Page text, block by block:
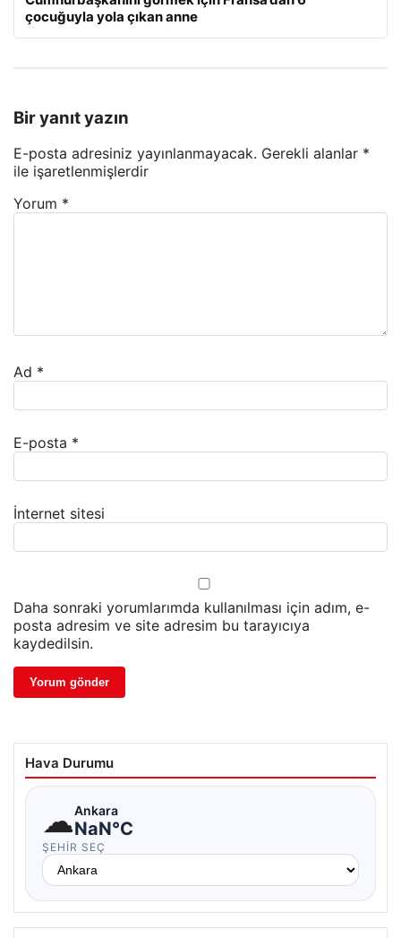
çocuğuyla yola çıkan anne
Bir yanıt yazın
E-posta adresiniz yayınlanmayacak. Gerekli alanlar *
ile işaretlenmişlerdir
Yorum *
Ad *
E-posta *
İnternet sitesi
Daha sonraki yorumlarımda kullanılması için adım, e-
posta adresim ve site adresim bu tarayıcıya
kaydedilsin.
Hava Durumu
☁Ankara
NaN°C
ŞEHIR SEÇ